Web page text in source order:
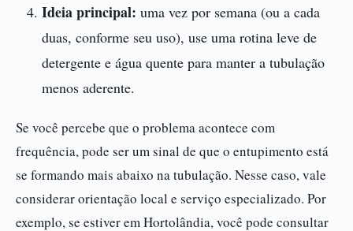
Ideia principal: uma vez por semana (ou a cada
duas, conforme seu uso), use uma rotina leve de
detergente e água quente para manter a tubulação
menos aderente.
Se você percebe que o problema acontece com
frequência, pode ser um sinal de que o entupimento está
se formando mais abaixo na tubulação. Nesse caso, vale
considerar orientação local e serviço especializado. Por
exemplo, se estiver em Hortolândia, você pode consultar